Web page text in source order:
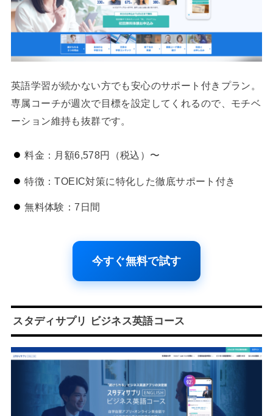
英語学習が続かない方でも安心のサポート付きプラン。
専属コーチが週次で目標を設定してくれるので、モチベ
ーション維持も抜群です。
料金：月額6,578円（税込）〜
特徴：TOEIC対策に特化した徹底サポート付き
無料体験：7日間
今すぐ無料で試す
スタディサプリ ビジネス英語コース